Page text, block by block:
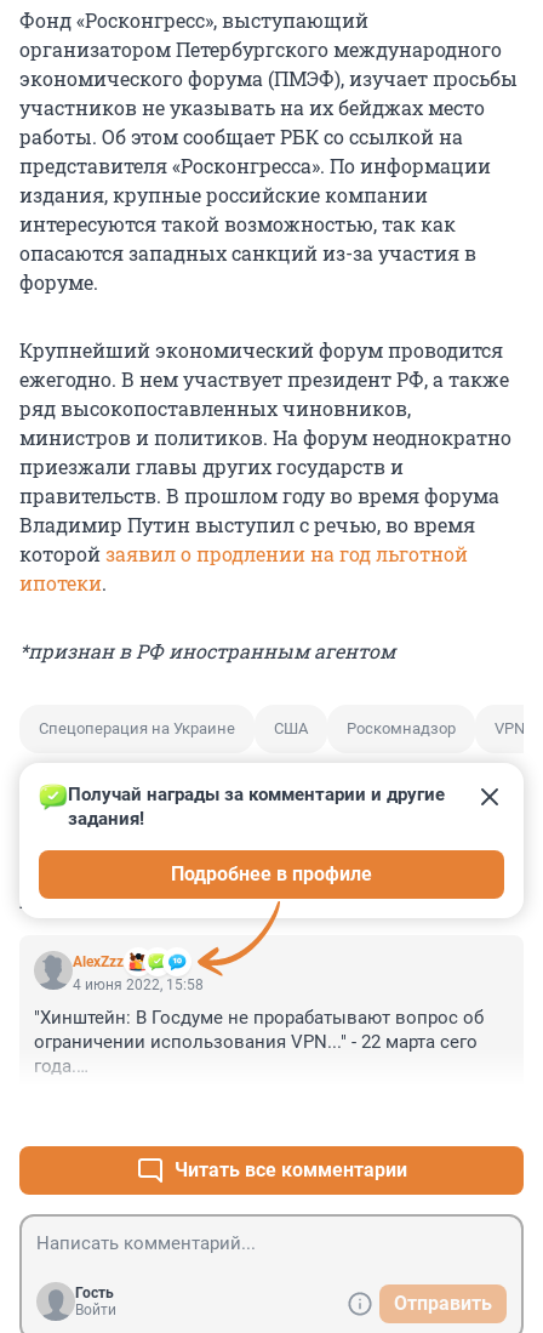
Фонд «Росконгресс», выступающий
организатором Петербургского международного
экономического форума (ПМЭФ), изучает просьбы
участников не указывать на их бейджах место
работы. Об этом сообщает РБК со ссылкой на
представителя «Росконгресса». По информации
издания, крупные российские компании
интересуются такой возможностью, так как
опасаются западных санкций из-за участия в
форуме.
Крупнейший экономический форум проводится
ежегодно. В нем участвует президент РФ, а также
ряд высокопоставленных чиновников,
министров и политиков. На форум неоднократно
приезжали главы других государств и
правительств. В прошлом году во время форума
Владимир Путин выступил с речью, во время
которойзаявил о продлении на год льготной
ипотеки.
*признан в РФ иностранным агентом
Спецоперация на Украине США Роскомнадзор VPN
КОММЕНТАРИИ 1
AlexZzz
Получай награды за комментарии и другие
задания!
Подробнее в профиле
4 июня 2022, 15:58
"Хинштейн: В Госдуме не прорабатывают вопрос об
ограничении использования VPN..." - 22 марта сего
года.
Читать все комментарии
Гость
Войти
Отправить